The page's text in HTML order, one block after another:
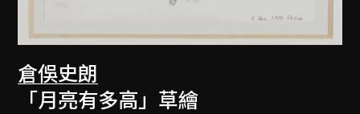
倉俁史朗
「月亮有多高」草繪